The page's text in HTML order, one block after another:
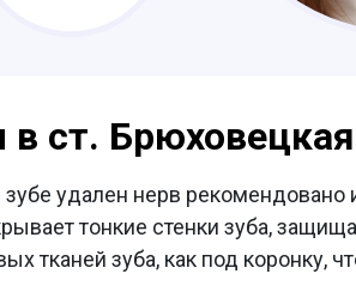
ст. Брюховецкая
удален нерв рекомендовано
тонкие стенки зуба,
тканей зуба, как под коронку,